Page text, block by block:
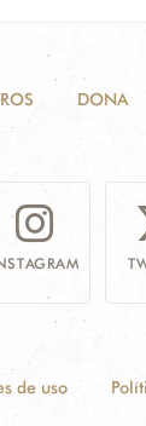
DONA
de uso